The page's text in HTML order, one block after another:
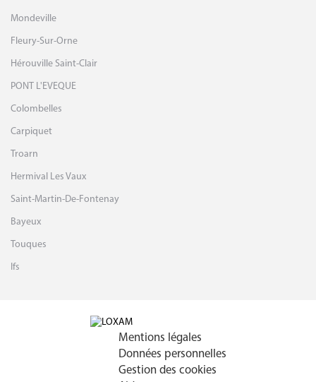
Mondeville
Fleury-Sur-Orne
Hérouville Saint-Clair
PONT L'EVEQUE
Colombelles
Carpiquet
Troarn
Hermival Les Vaux
Saint-Martin-De-Fontenay
Bayeux
Touques
Ifs
Mentions légales
Données personnelles
Gestion des cookies